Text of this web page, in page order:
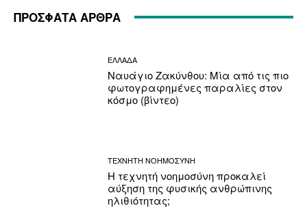
ΠΡΟΣΦΑΤΑ ΑΡΘΡΑ
ΕΛΛΑΔΑ
Ναυάγιο Ζακύνθου: Μία από τις πιο
φωτογραφημένες παραλίες στον
κόσμο (βίντεο)
ΤΕΧΝΗΤΗ ΝΟΗΜΟΣΥΝΗ
Η τεχνητή νοημοσύνη προκαλεί
αύξηση της φυσικής ανθρώπινης
ηλιθιότητας;